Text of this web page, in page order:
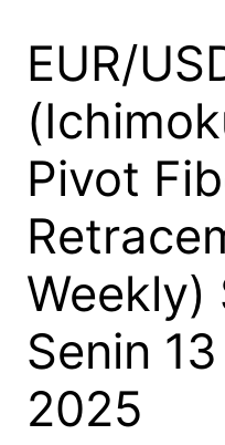
EUR/
Pivot
Weekly)
Senin
2025